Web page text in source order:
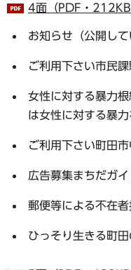
4面（PDF・212KB
お知らせ（公開して
ご利用下さい市民
女性に対する暴力
は女性に対する暴
ご利用下さい町田
広告募集まちだガイ
郵便等による不在者
ひっそり生きる町